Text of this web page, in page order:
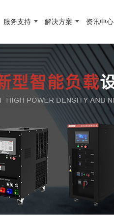
服务支持 解决方案 资讯中心